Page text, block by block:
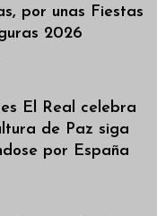
por unas Fiestas
2026
El Real celebra
de Paz siga
por España